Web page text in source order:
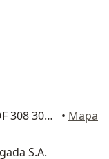
CENTRO COMERCIAL PASARELA OF 308 309, Cali • Mapa
S.A.